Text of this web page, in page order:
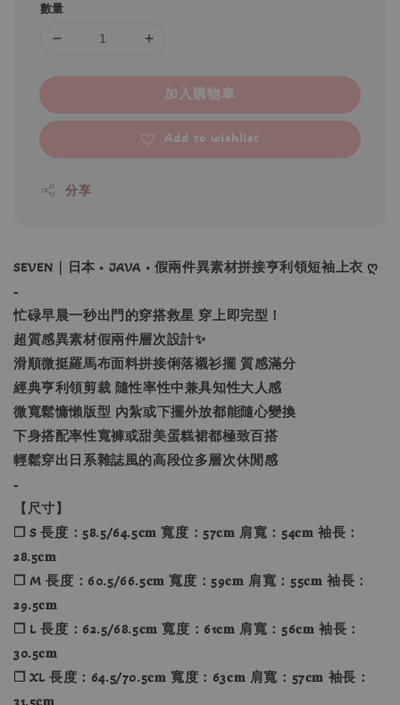
數量
加入購物車
Add to wishlist
分享
SEVEN｜日本 • JAVA • 假兩件異素材拼接亨利領短袖上衣 ღ
-
忙碌早晨一秒出門的穿搭救星 穿上即完型！
超質感異素材假兩件層次設計✨
滑順微挺羅馬布面料拼接俐落襯衫擺 質感滿分
經典亨利領剪裁 隨性率性中兼具知性大人感
微寬鬆慵懶版型 內紮或下擺外放都能隨心變換
下身搭配率性寬褲或甜美蛋糕裙都極致百搭
輕鬆穿出日系雜誌風的高段位多層次休閒感
-
【尺寸】
❐ S 長度：58.5/64.5𝐜𝐦 寬度：57𝐜𝐦 肩寬：54𝐜𝐦 袖長：
28.5𝐜𝐦
❐ M 長度：60.5/66.5𝐜𝐦 寬度：59𝐜𝐦 肩寬：55𝐜𝐦 袖長：
29.5𝐜𝐦
❐ L 長度：62.5/68.5𝐜𝐦 寬度：61𝐜𝐦 肩寬：56𝐜𝐦 袖長：
30.5𝐜𝐦
❐ XL 長度：64.5/70.5𝐜𝐦 寬度：63𝐜𝐦 肩寬：57𝐜𝐦 袖長：
31.5𝐜𝐦